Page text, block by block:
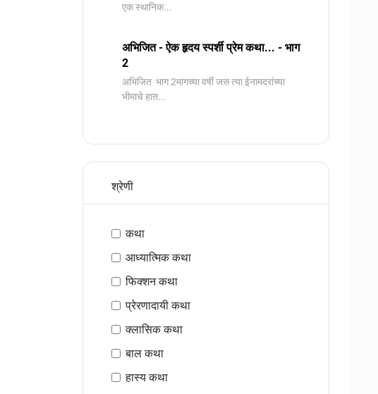
एक स्थानिक...
अभिजित - ऐक हृदय स्पर्शी प्रेम कथा... - भाग
2
️अभिजित ️ भाग 2मागच्या वर्षी जस त्या ईनामदरांच्या
भीमाचे हात...
श्रेणी
कथा
आध्यात्मिक कथा
फिक्शन कथा
प्रेरणादायी कथा
क्लासिक कथा
बाल कथा
हास्य कथा